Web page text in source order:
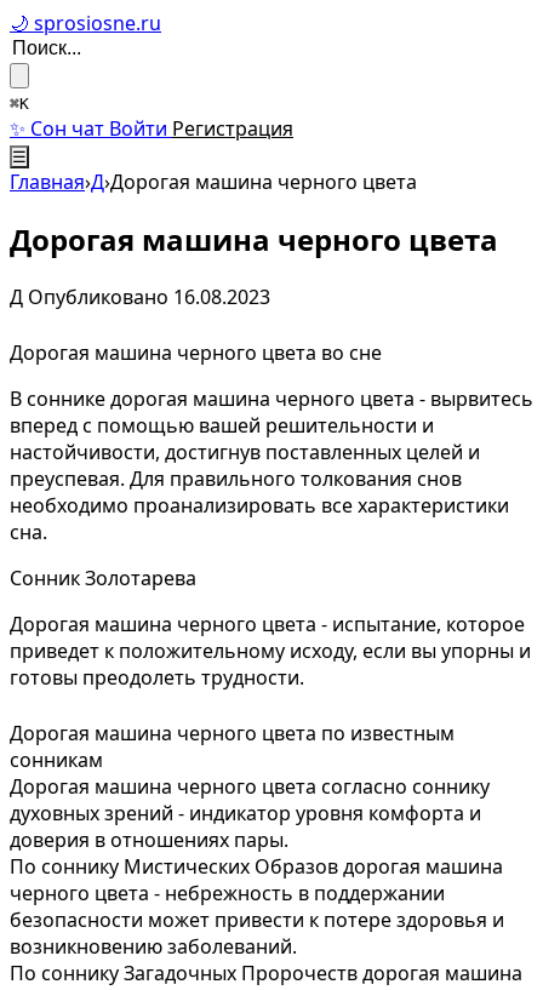
🌙 sprosiosne.ru
⌘K
✨ Сон чат Войти Регистрация
☰
Главная›Д›Дорогая машина черного цвета
Дорогая машина черного цвета
Д Опубликовано 16.08.2023
Дорогая машина черного цвета во сне
В соннике дорогая машина черного цвета - вырвитесь
вперед с помощью вашей решительности и
настойчивости, достигнув поставленных целей и
преуспевая. Для правильного толкования снов
необходимо проанализировать все характеристики
сна.
Сонник Золотарева
Дорогая машина черного цвета - испытание, которое
приведет к положительному исходу, если вы упорны и
готовы преодолеть трудности.
Дорогая машина черного цвета по известным
сонникам
Дорогая машина черного цвета согласно соннику
духовных зрений - индикатор уровня комфорта и
доверия в отношениях пары.
По соннику Мистических Образов дорогая машина
черного цвета - небрежность в поддержании
безопасности может привести к потере здоровья и
возникновению заболеваний.
По соннику Загадочных Пророчеств дорогая машина